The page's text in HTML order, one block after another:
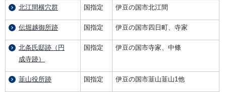
北江間横穴群 国指定 伊豆の国市北江間
伝堀越御所跡 国指定 伊豆の国市四日町、寺家
北条氏邸跡（円
成寺跡）
国指定 伊豆の国市寺家、中條
韮山役所跡 国指定 伊豆の国市韮山韮山1他